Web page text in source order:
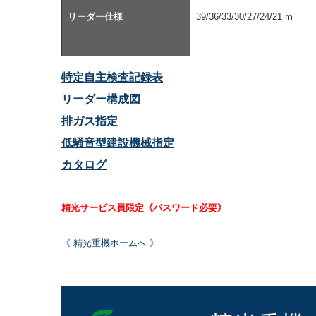
リーダー仕様 39/36/33/30/27/24/21 m
特定自主検査記録表
リーダー構成図
排ガス指定
低騒音型建設機械指定
カタログ
精光サービス員限定《パスワード必要》
《 精光重機ホームへ 》